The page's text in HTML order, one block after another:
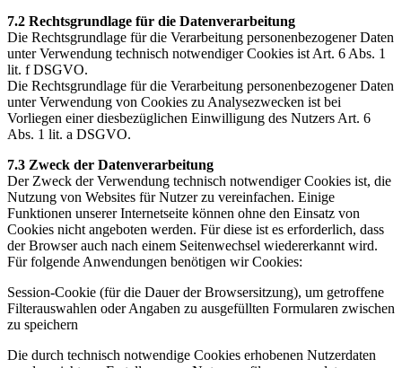
7.2 Rechtsgrundlage für die Datenverarbeitung
Die Rechtsgrundlage für die Verarbeitung personenbezogener Daten
unter Verwendung technisch notwendiger Cookies ist Art. 6 Abs. 1
lit. f DSGVO.
Die Rechtsgrundlage für die Verarbeitung personenbezogener Daten
unter Verwendung von Cookies zu Analysezwecken ist bei
Vorliegen einer diesbezüglichen Einwilligung des Nutzers Art. 6
Abs. 1 lit. a DSGVO.
7.3 Zweck der Datenverarbeitung
Der Zweck der Verwendung technisch notwendiger Cookies ist, die
Nutzung von Websites für Nutzer zu vereinfachen. Einige
Funktionen unserer Internetseite können ohne den Einsatz von
Cookies nicht angeboten werden. Für diese ist es erforderlich, dass
der Browser auch nach einem Seitenwechsel wiedererkannt wird.
Für folgende Anwendungen benötigen wir Cookies:
Session-Cookie (für die Dauer der Browsersitzung), um getroffene
Filterauswahlen oder Angaben zu ausgefüllten Formularen zwischen
zu speichern
Die durch technisch notwendige Cookies erhobenen Nutzerdaten